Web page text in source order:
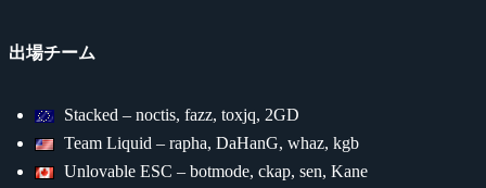
出場チーム
Stacked – noctis, fazz, toxjq, 2GD
Team Liquid – rapha, DaHanG, whaz, kgb
Unlovable ESC – botmode, ckap, sen, Kane